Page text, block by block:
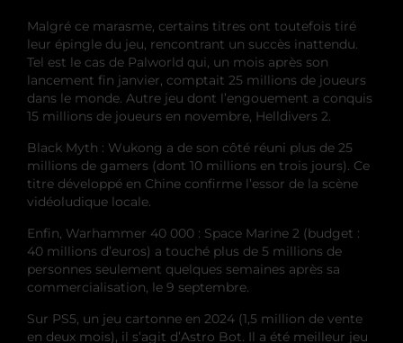
Malgré ce marasme, certains titres ont toutefois tiré
leur épingle du jeu, rencontrant un succès inattendu.
Tel est le cas de Palworld qui, un mois après son
lancement fin janvier, comptait 25 millions de joueurs
dans le monde. Autre jeu dont l’engouement a conquis
15 millions de joueurs en novembre, Helldivers 2.
Black Myth : Wukong a de son côté réuni plus de 25
millions de gamers (dont 10 millions en trois jours). Ce
titre développé en Chine confirme l’essor de la scène
vidéoludique locale.
Enfin, Warhammer 40 000 : Space Marine 2 (budget :
40 millions d’euros) a touché plus de 5 millions de
personnes seulement quelques semaines après sa
commercialisation, le 9 septembre.
Sur PS5, un jeu cartonne en 2024 (1,5 million de vente
en deux mois), il s’agit d’Astro Bot. Il a été meilleur jeu